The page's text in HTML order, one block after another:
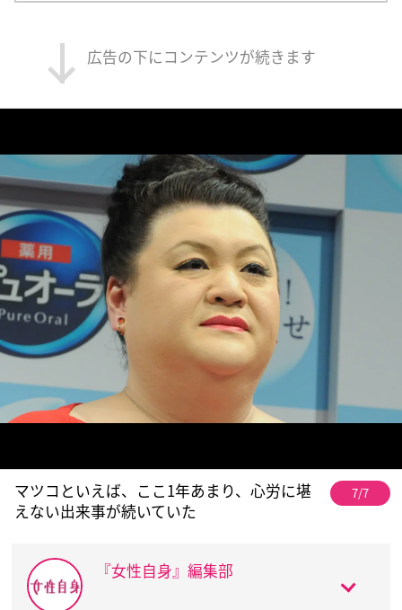
広告の下にコンテンツが続きます
マツコといえば、ここ1年あまり、心労に堪
えない出来事が続いていた
7/7
『女性自身』編集部